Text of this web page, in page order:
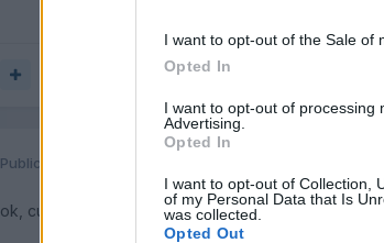
I want to opt-out of the Sale of
Opted In
I want to opt-out of processing
Advertising.
Opted In
I want to opt-out of Collection,
of my Personal Data that Is
was collected.
Opted Out
Publicado
ok, cuando lo mires me dices algo